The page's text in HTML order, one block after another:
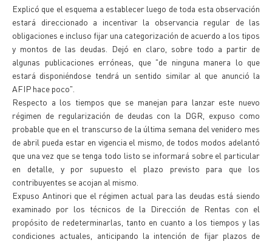
Explicó que el esquema a establecer luego de toda esta observación
estará direccionado a incentivar la observancia regular de las
obligaciones e incluso fijar una categorización de acuerdo a los tipos
y montos de las deudas. Dejó en claro, sobre todo a partir de
algunas publicaciones erróneas, que "de ninguna manera lo que
estará disponiéndose tendrá un sentido similar al que anunció la
AFIP hace poco".
Respecto a los tiempos que se manejan para lanzar este nuevo
régimen de regularización de deudas con la DGR, expuso como
probable que en el transcurso de la última semana del venidero mes
de abril pueda estar en vigencia el mismo, de todos modos adelantó
que una vez que se tenga todo listo se informará sobre el particular
en detalle, y por supuesto el plazo previsto para que los
contribuyentes se acojan al mismo.
Expuso Antinori que el régimen actual para las deudas está siendo
examinado por los técnicos de la Dirección de Rentas con el
propósito de redeterminarlas, tanto en cuanto a los tiempos y las
condiciones actuales, anticipando la intención de fijar plazos de